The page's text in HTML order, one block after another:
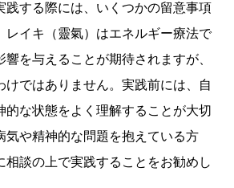
践する際には、いくつかの留意事項
レイキ（靈氣）はエネルギー療法で
を与えることが期待されますが、
けではありません。実践前には、自
的な状態をよく理解することが大切
気や精神的な問題を抱えている方
相談の上で実践することをお勧めし